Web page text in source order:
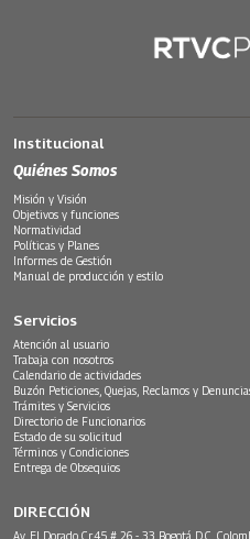
Institucional
Quiénes Somos
Misión y Visión
Objetivos y funciones
Normatividad
Políticas y Planes
Informes de Gestión
Manual de producción y estilo
Servicios
Atención al usuario
Trabaja con nosotros
Calendario de actividades
Buzón Peticiones, Quejas, Reclamos y
Trámites y Servicios
Directorio de Funcionarios
Estado de su solicitud
Términos y Condiciones
Entrega de Obsequios
DIRECCIÓN
Av. El Dorado Cr.45 # 26 - 33 Bogotá D.C.